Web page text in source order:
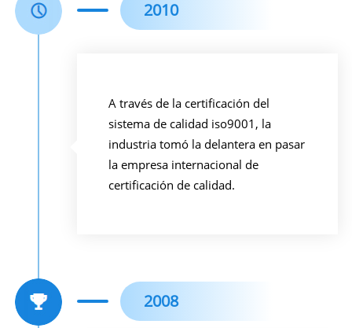
2010
A través de la certificación del
sistema de calidad iso9001, la
industria tomó la delantera en pasar
la empresa internacional de
certificación de calidad.
2008